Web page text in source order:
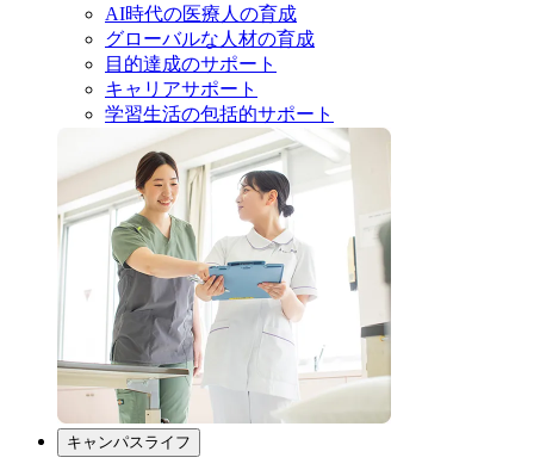
AI時代の医療人の育成
グローバルな人材の育成
目的達成のサポート
キャリアサポート
学習生活の包括的サポート
キャンパスライフ